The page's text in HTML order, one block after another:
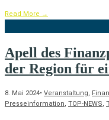
Read More →
Apell des
der Region für
8. Mai 2024• Veranstaltung,
Presseinformation, TOP-NEWS,